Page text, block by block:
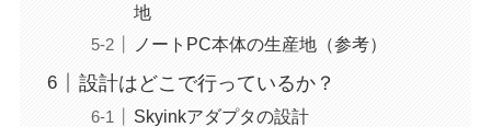
地
ノートPC本体の生産地（参考）
設計はどこで行っているか？
Skyinkアダプタの設計